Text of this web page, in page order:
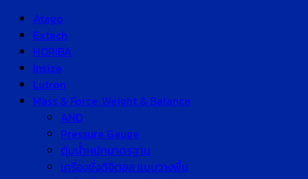
Atago
Extech
HORIBA
Insize
Lutron
Mass & Force, Weight & Balance
AND
Pressure Gauge
ตุ้มน้ำหนักมาตรฐาน
เครื่องชั่งดิจิตอล แบบวางพื้น